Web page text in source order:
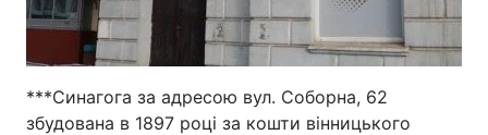
***Синагога за адресою вул. Соборна, 62
збудована в 1897 році за кошти вінницького